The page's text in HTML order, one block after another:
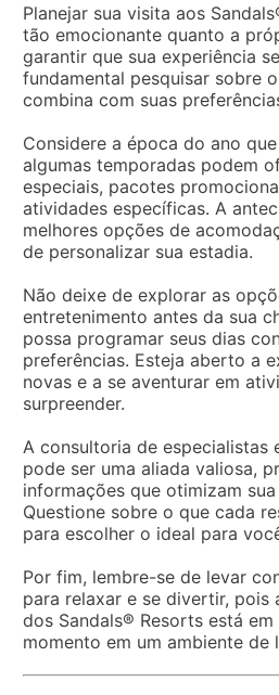
Planejar sua visita aos
tão emocionante quanto a
garantir que sua experiência
fundamental pesquisar sobre
combina com suas
Considere a época do ano
algumas temporadas podem
especiais, pacotes
atividades específicas. A
melhores opções de
de personalizar sua estadia.
Não deixe de explorar as
entretenimento antes da sua
possa programar seus dias
preferências. Esteja aberto a
novas e a se aventurar em
surpreender.
A consultoria de especialistas
pode ser uma aliada valiosa,
informações que otimizam
Questione sobre o que cada
para escolher o ideal para
Por fim, lembre-se de levar
para relaxar e se divertir, pois
dos Sandals® Resorts está
momento em um ambiente de